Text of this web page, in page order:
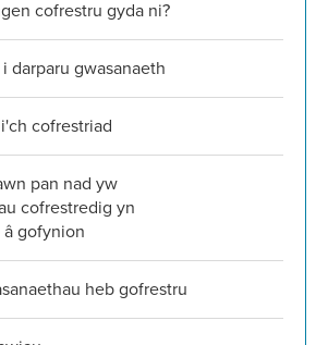
cofrestru gyda ni?
darparu gwasanaeth
cofrestriad
pan nad yw
cofrestredig yn
gofynion
heb gofrestru